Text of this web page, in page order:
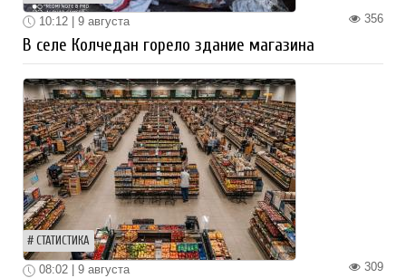
356
10:12 | 9 августа
В селе Колчедан горело здание магазина
СТАТИСТИКА
309
08:02 | 9 августа